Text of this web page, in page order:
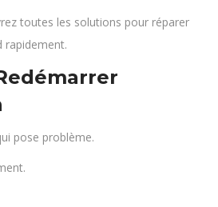
toutes les solutions pour réparer
rapidement.
pose problème.